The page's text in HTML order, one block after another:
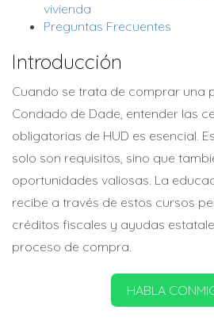
vivienda
Preguntas Frecuentes
Introducción
Cuando se trata de comprar una
Condado de Dade, entender las
obligatorias de HUD es esencial.
solo son requisitos, sino que
oportunidades valiosas. La
recibe a través de estos cursos
créditos fiscales y ayudas
proceso de compra.
HABLA